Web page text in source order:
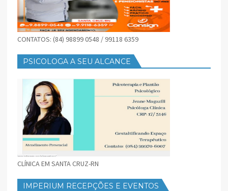
CONTATOS: (84) 98899 0548 / 99118 6359
PSICOLOGA A SEU ALCANCE
CLÍNICA EM SANTA CRUZ-RN
IMPERIUM RECEPÇÕES E EVENTOS